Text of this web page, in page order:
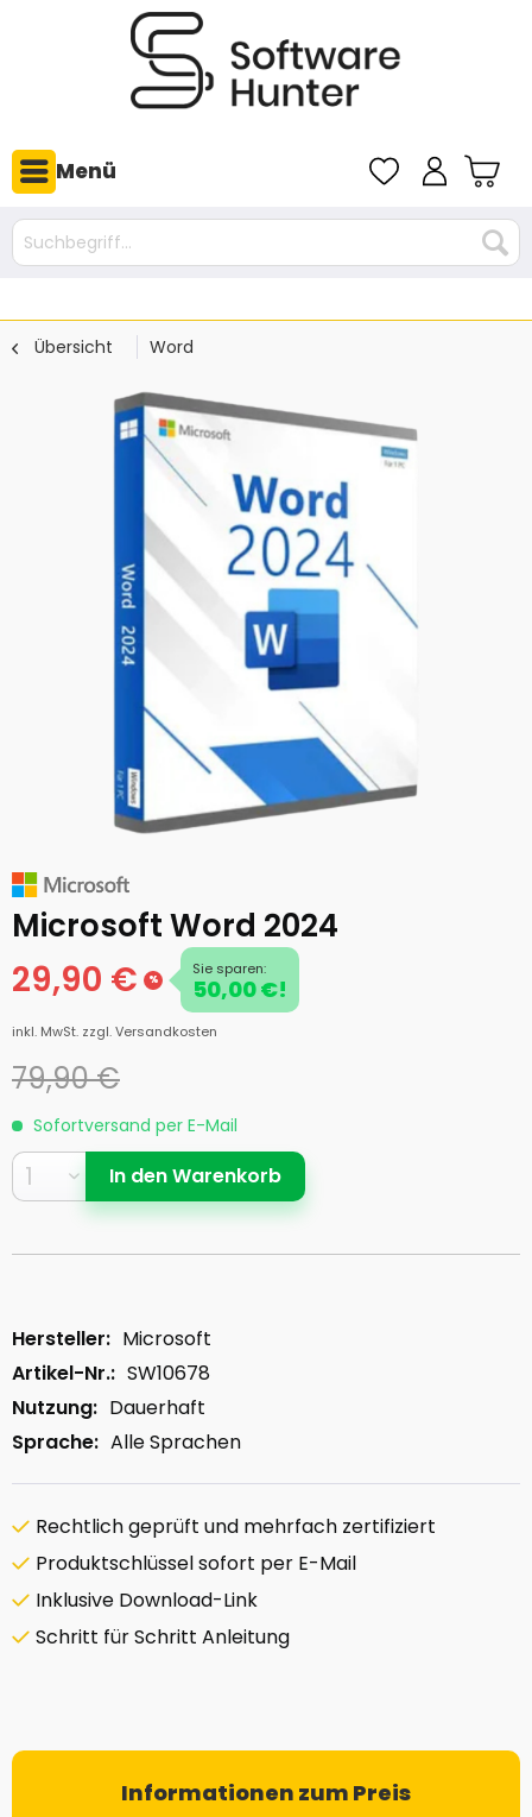
Menü
Übersicht Word
Microsoft Word 2024
29,90 € %
Sie sparen:
50,00 €!
inkl. MwSt. zzgl. Versandkosten
79,90 €
Sofortversand per E-Mail
In denWarenkorb
Hersteller: Microsoft
Artikel-Nr.: SW10678
Nutzung: Dauerhaft
Sprache: Alle Sprachen
Rechtlich geprüft und mehrfach zertifiziert
Produktschlüssel sofort per E-Mail
Inklusive Download-Link
Schritt für Schritt Anleitung
Informationen zum Preis